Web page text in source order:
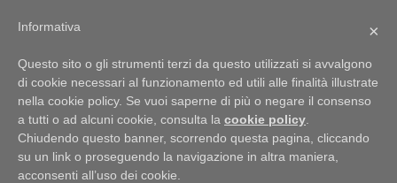
Menu
Pubblicazioni
×
Informativa
Questo sito o gli strumenti terzi da questo utilizzati si avvalgono
di cookie necessari al funzionamento ed utili alle finalità illustrate
nella cookie policy. Se vuoi saperne di più o negare il consenso
a tutti o ad alcuni cookie, consulta la cookie policy
Chiudendo questo banner, scorrendo questa pagina, cliccando
su un link o proseguendo la navigazione in altra maniera,
acconsenti all’uso dei cookie.